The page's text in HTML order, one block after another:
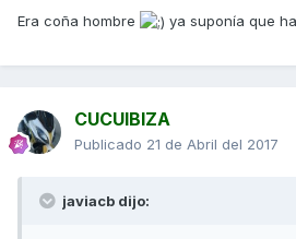
Era coña hombre ya suponía que
CUCUIBIZA
Publicado 21 de Abril del 2017
javiacb dijo: